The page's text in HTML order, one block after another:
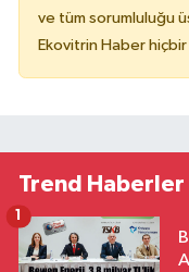
ve tüm sorumluluğu
Ekovitrin Haber
Trend Haberler
1